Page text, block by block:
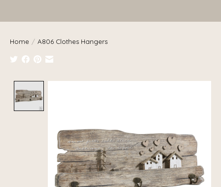
Home / A806 Clothes Hangers